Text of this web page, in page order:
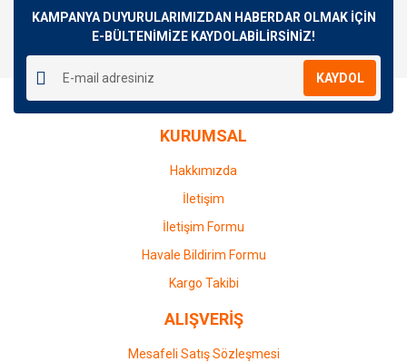
KAMPANYA DUYURULARIMIZDAN HABERDAR OLMAK İÇİN
E-BÜLTENİMİZE KAYDOLABİLİRSİNİZ!
KAYDOL
KURUMSAL
Hakkımızda
İletişim
İletişim Formu
Havale Bildirim Formu
Kargo Takibi
ALIŞVERİŞ
Mesafeli Satış Sözleşmesi